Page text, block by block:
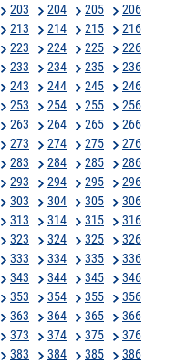
203 204 205
206
213 214 215
216
223 224 225
226
233 234 235
236
243 244 245
246
253 254 255
256
263 264 265
266
273 274 275
276
283 284 285
286
293 294 295
296
303 304 305
306
313 314 315
316
323 324 325
326
333 334 335
336
343 344 345
346
353 354 355
356
363 364 365
366
373 374 375
376
383 384 385
386